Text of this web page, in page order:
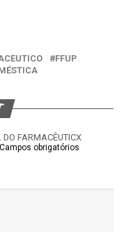
FFUP
DO FARMACÊUTICX
Campos obrigatórios